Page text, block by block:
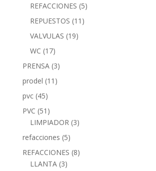
REFACCIONES (5)
REPUESTOS (11)
VALVULAS (19)
WC (17)
PRENSA (3)
prodel (11)
pvc (45)
PVC (51)
LIMPIADOR (3)
refacciones (5)
REFACCIONES (8)
LLANTA (3)